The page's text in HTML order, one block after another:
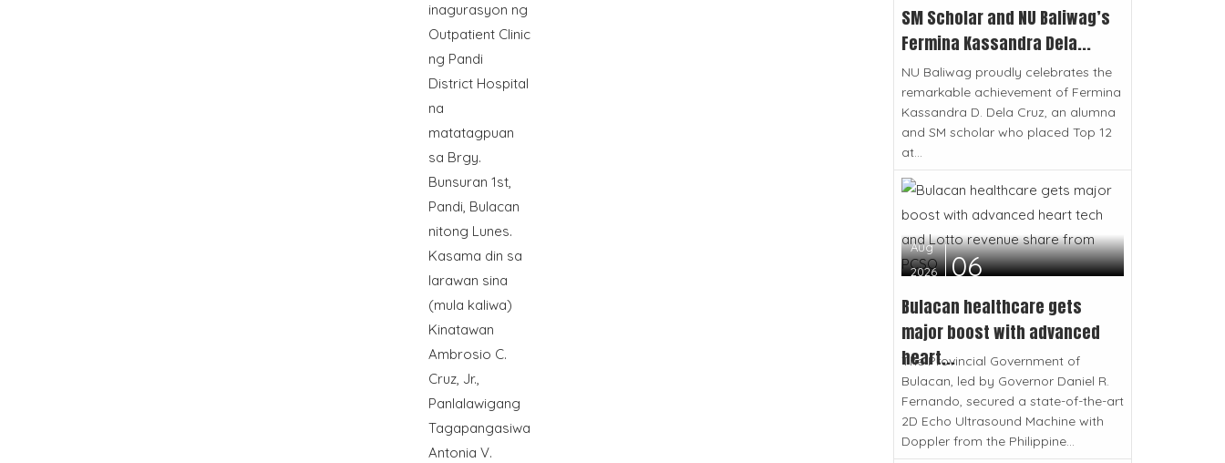
inagurasyon ng
Outpatient Clinic
ng Pandi
District Hospital
na
matatagpuan
sa Brgy.
Bunsuran 1st,
Pandi, Bulacan
nitong Lunes.
Kasama din sa
larawan sina
(mula kaliwa)
Kinatawan
Ambrosio C.
Cruz, Jr.,
Panlalawigang
Tagapangasiwa
Antonia V.
SM Scholar and NU Baliwag’s
Fermina Kassandra Dela...
NU Baliwag proudly celebrates the
remarkable achievement of Fermina
Kassandra D. Dela Cruz, an alumna
and SM scholar who placed Top 12
at...
Aug
2026
06
Bulacan healthcare gets
major boost with advanced
heart...
The Provincial Government of
Bulacan, led by Governor Daniel R.
Fernando, secured a state-of-the-art
2D Echo Ultrasound Machine with
Doppler from the Philippine...